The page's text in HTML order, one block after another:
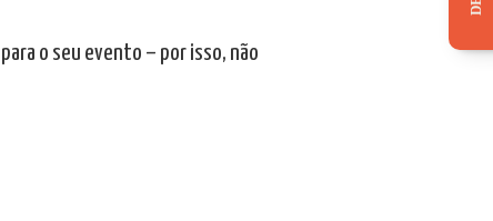
o seu evento – por isso, não